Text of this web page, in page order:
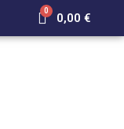
0,00 €